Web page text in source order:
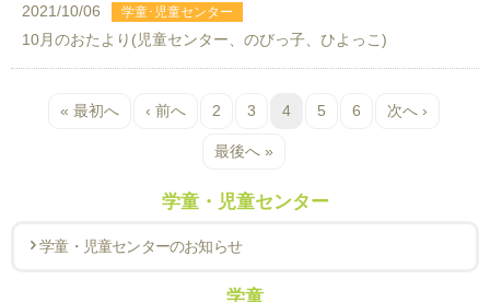
2021/10/06
10月のおたより(児童センター、のびっ子、ひよっこ)
« 最初へ ‹ 前へ 2 3 4 5 6 次へ ›
最後へ »
学童・児童センター
学童・児童センターのお知らせ
学童